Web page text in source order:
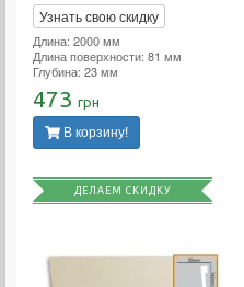
Узнать свою скидку
Длина: 2000 мм
Длина поверхности: 81 мм
Глубина: 23 мм
473 грн
В корзину!
ДЕЛАЕМ СКИДКУ